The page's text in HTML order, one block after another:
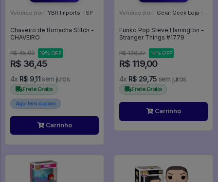
Vendido por: YBR Imports - SP
Chaveiro de Borracha Stitch -
CHAVEIRO
R$ 45,00 19% OFF
R$ 36,45
4x R$ 9,11 sem juros
Frete Grátis
Aqui tem cupom
Carrinho
Vendido por: Geral Geek Loja - SP
Funko Pop Steve Harrington -
Stranger Things #1779
R$ 138,37 14% OFF
R$ 119,00
4x R$ 29,75 sem juros
Frete Grátis
Carrinho